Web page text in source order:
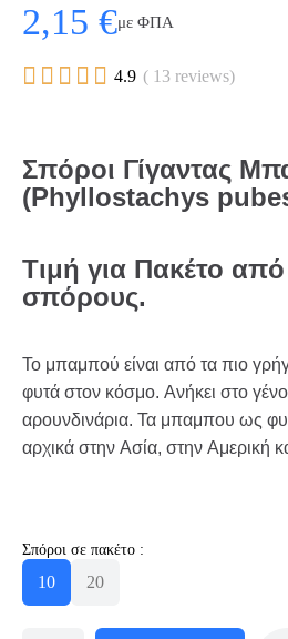
2,15 €με ΦΠΑ
     4.9 ( 13 reviews)
Σπόροι Γίγαντας
(Phyllostachys
Τιμή για Πακέτο
σπόρους.
Το μπαμπού είναι από τα πιο
φυτά στον κόσμο. Ανήκει στο
αρουνδινάρια. Τα μπαμπου ως
αρχικά στην Ασία, στην Αμερική
Σπόροι σε πακέτο :
10 20